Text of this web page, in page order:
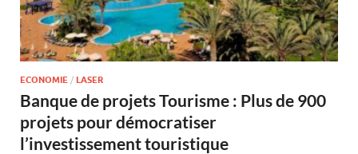
ECONOMIE / LASER
Banque de projets Tourisme : Plus de 900
projets pour démocratiser
l’investissement touristique